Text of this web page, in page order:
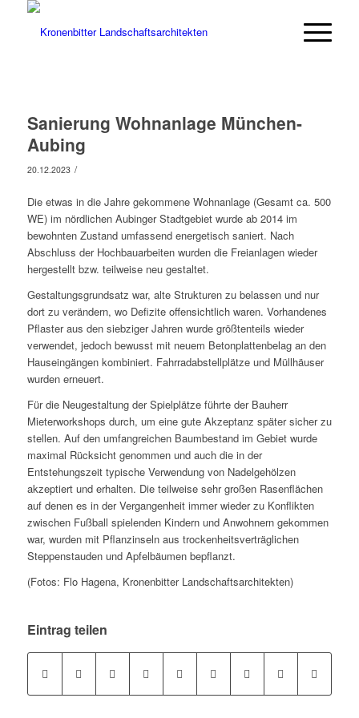
Sanierung Wohnanlage München-
Aubing
20.12.2023 /
Die etwas in die Jahre gekommene Wohnanlage (Gesamt ca. 500
WE) im nördlichen Aubinger Stadtgebiet wurde ab 2014 im
bewohnten Zustand umfassend energetisch saniert. Nach
Abschluss der Hochbauarbeiten wurden die Freianlagen wieder
hergestellt bzw. teilweise neu gestaltet.
Gestaltungsgrundsatz war, alte Strukturen zu belassen und nur
dort zu verändern, wo Defizite offensichtlich waren. Vorhandenes
Pflaster aus den siebziger Jahren wurde größtenteils wieder
verwendet, jedoch bewusst mit neuem Betonplattenbelag an den
Hauseingängen kombiniert. Fahrradabstellplätze und Müllhäuser
wurden erneuert.
Für die Neugestaltung der Spielplätze führte der Bauherr
Mieterworkshops durch, um eine gute Akzeptanz später sicher zu
stellen. Auf den umfangreichen Baumbestand im Gebiet wurde
maximal Rücksicht genommen und auch die in der
Entstehungszeit typische Verwendung von Nadelgehölzen
akzeptiert und erhalten. Die teilweise sehr großen Rasenflächen
auf denen es in der Vergangenheit immer wieder zu Konflikten
zwischen Fußball spielenden Kindern und Anwohnern gekommen
war, wurden mit Pflanzinseln aus trockenheitsverträglichen
Steppenstauden und Apfelbäumen bepflanzt.
(Fotos: Flo Hagena, Kronenbitter Landschaftsarchitekten)
Eintrag teilen